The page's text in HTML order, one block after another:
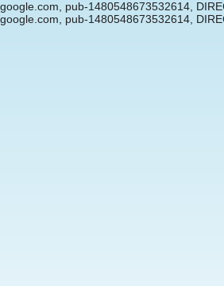
google.com, pub-1480548673532614,
google.com, pub-1480548673532614,